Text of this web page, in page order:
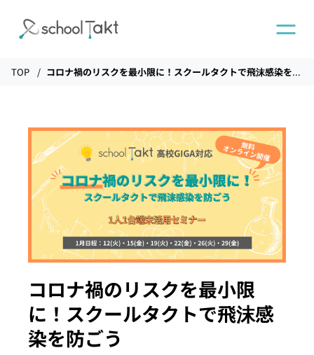
機能
タクトAI
導入事例
導入実績
料金
イベント・セミナー
TOP コロナ禍のリスクを最小限に！スクールタクトで飛沫感染を防ごう
コロナ禍のリスクを最小限
に！スクールタクトで飛沫感
染を防ごう